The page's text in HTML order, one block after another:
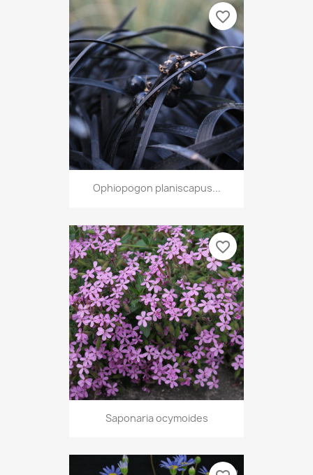
Ophiopogon planiscapus...
favorite_border
Saponaria ocymoides
favorite_border